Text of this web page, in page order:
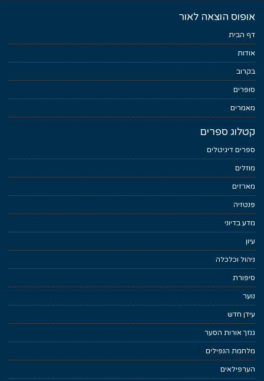
אופוס הוצאה לאור
דף הבית
אודות
בקרוב
סופרים
מאמרים
קטלוג ספרים
ספרים דיגיטלים
מוזלים
מארזים
פנטזיה
מדע בדיוני
עיון
ניהול וכלכלה
סיפורת
נוער
עידן חדש
גנזך אורות הסער
מלחמת הנפילים
הערפילאים